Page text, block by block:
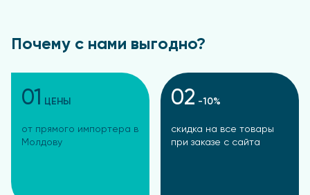
Почему с нами выгодно?
01 ЦЕНЫ
от прямого импортера в
Молдову
02 -10%
скидка на все товары
при заказе с сайта